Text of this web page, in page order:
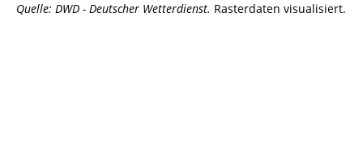
Quelle: DWD - Deutscher Wetterdienst. Rasterdaten visualisiert.